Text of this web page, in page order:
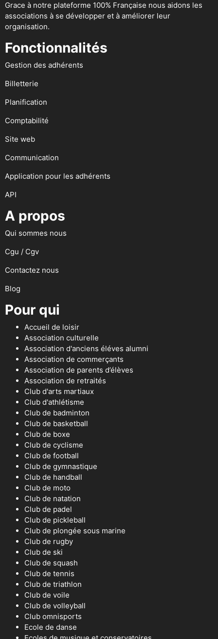
Grace à notre plateforme 100% Française nous aidons les
associations à se développer et à améliorer leur
organisation.
Fonctionnalités
Gestion des adhérents
Billetterie
Planification
Comptabilité
Site web
Communication
Application pour les adhérents
API
A propos
Qui sommes nous
Cgu / Cgv
Contactez nous
Blog
Pour qui
Accueil de loisir
Association culturelle
Association d'anciens éléves alumni
Association de commerçants
Association de parents d’élèves
Association de retraités
Club d'arts martiaux
Club d'athlétisme
Club de badminton
Club de basketball
Club de boxe
Club de cyclisme
Club de football
Club de gymnastique
Club de handball
Club de moto
Club de natation
Club de padel
Club de pickleball
Club de plongée sous marine
Club de rugby
Club de ski
Club de squash
Club de tennis
Club de triathlon
Club de voile
Club de volleyball
Club omnisports
Ecole de danse